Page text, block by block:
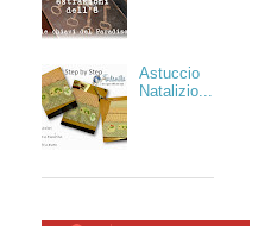
Astuccio
Natalizio...